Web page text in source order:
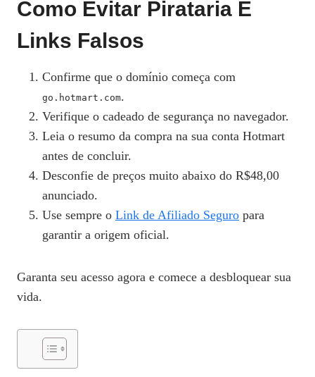
Como Evitar Pirataria E
Links Falsos
Confirme que o domínio começa com
go.hotmart.com.
Verifique o cadeado de segurança no navegador.
Leia o resumo da compra na sua conta Hotmart
antes de concluir.
Desconfie de preços muito abaixo do R$48,00
anunciado.
Use sempre o Link de Afiliado Seguro para
garantir a origem oficial.
Garanta seu acesso agora e comece a desbloquear sua
vida.